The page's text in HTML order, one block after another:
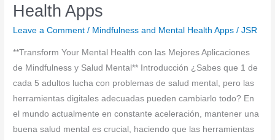
Health Apps
Leave a Comment / Mindfulness and Mental Health Apps /JSR
**Transform Your Mental Health con las Mejores Aplicaciones
de Mindfulness y Salud Mental** Introducción ¿Sabes que 1 de
cada 5 adultos lucha con problemas de salud mental, pero las
herramientas digitales adecuadas pueden cambiarlo todo? En
el mundo actualmente en constante aceleración, mantener una
buena salud mental es crucial, haciendo que las herramientas